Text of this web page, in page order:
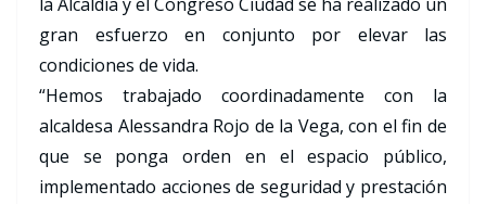
gran esfuerzo en conjunto por elevar las
condiciones de vida.
“Hemos trabajado coordinadamente con la
alcaldesa Alessandra Rojo de la Vega, con el fin de
que se ponga orden en el espacio público,
implementado acciones de seguridad y prestación